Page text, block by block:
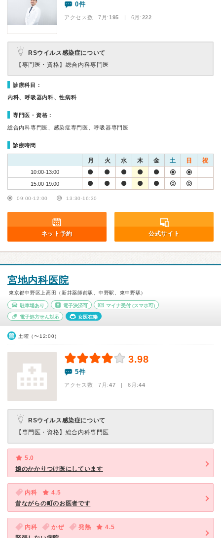
0件
アクセス数 7月:195 | 6月:222
RSウイルス感染症について
【専門医・資格】 総合内科専門医
診療科目：
内科、呼吸器内科、性病科
専門医・資格：
総合内科専門医、感染症専門医、呼吸器専門医
診療時間
月 火 水 木 金 土 日 祝
10:00-13:00
15:00-19:00
09:00-12:00 13:30-16:30
ネット予約 公式サイト
宮地内科医院
東京都中野区上高田（新井薬師前駅、中野駅、東中野駅）
駐車場あり 電子決済可 マイナ受付 (スマホ可)
電子処方せん対応 女医在籍
土曜（〜12:00）
3.98
5件
アクセス数 7月:47 | 6月:44
RSウイルス感染症について
【専門医・資格】 総合内科専門医
5.0
娘のかかりつけ医にしています
内科
4.5
昔ながらの町のお医者です
内科 かぜ 発熱
4.5